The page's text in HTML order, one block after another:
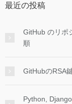
最近の投稿
GitHub のリポ
順
GitHubのRSA
Python,